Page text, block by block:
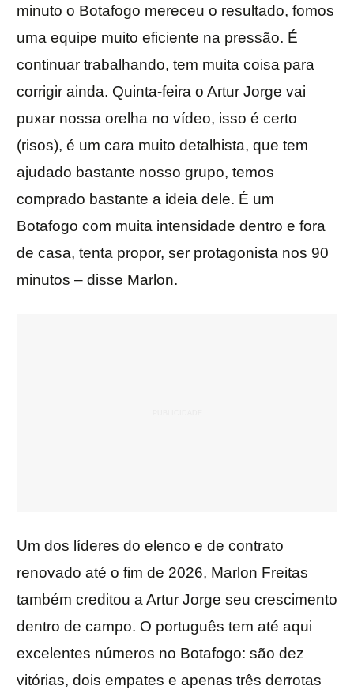
minuto o Botafogo mereceu o resultado, fomos
uma equipe muito eficiente na pressão. É
continuar trabalhando, tem muita coisa para
corrigir ainda. Quinta-feira o Artur Jorge vai
puxar nossa orelha no vídeo, isso é certo
(risos), é um cara muito detalhista, que tem
ajudado bastante nosso grupo, temos
comprado bastante a ideia dele. É um
Botafogo com muita intensidade dentro e fora
de casa, tenta propor, ser protagonista nos 90
minutos – disse Marlon.
Um dos líderes do elenco e de contrato
renovado até o fim de 2026, Marlon Freitas
também creditou a Artur Jorge seu crescimento
dentro de campo. O português tem até aqui
excelentes números no Botafogo: são dez
vitórias, dois empates e apenas três derrotas